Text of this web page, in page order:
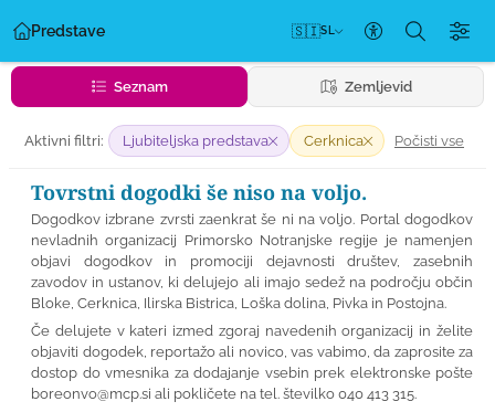
Predstave 🇸🇮SL
Nastavitve
Seznam Zemljevid
Aktivni filtri: Ljubiteljska predstava Cerknica Počisti vse
Tovrstni dogodki še niso na voljo.
Dogodkov izbrane zvrsti zaenkrat še ni na voljo. Portal dogodkov
nevladnih organizacij Primorsko Notranjske regije je namenjen
objavi dogodkov in promociji dejavnosti društev, zasebnih
zavodov in ustanov, ki delujejo ali imajo sedež na področju občin
Bloke, Cerknica, Ilirska Bistrica, Loška dolina, Pivka in Postojna.
Če delujete v kateri izmed zgoraj navedenih organizacij in želite
objaviti dogodek, reportažo ali novico, vas vabimo, da zaprosite za
dostop do vmesnika za dodajanje vsebin prek elektronske pošte
boreonvo@mcp.si ali pokličete na tel. številko 040 413 315.